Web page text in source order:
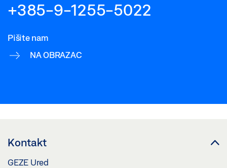
+385-9-1255-5022
Pišite nam
NA OBRAZAC
Kontakt
GEZE Ured